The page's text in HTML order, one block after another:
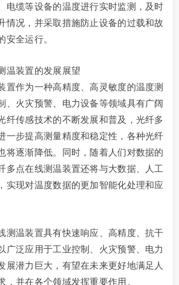
电缆等设备的温度进行实时监测，及时
情况，并采取措施防止设备的过载和故
安全运行。
温装置的发展展望
置作为一种高精度、高灵敏度的温度测
、火灾预警、电力设备等领域具有广阔
纤传感技术的不断发展和普及，光纤多
一步提高测量精度和稳定性，各种光纤
将逐渐降低。同时，随着人们对数据的
多点在线测温装置还将与大数据、人工
实现对温度数据的更加智能化处理和应
测温装置具有快速响应、高精度、抗干
广泛应用于工业控制、火灾预警、电力
展潜力巨大，有望在未来更好地满足人
，并在各个领域发挥重要作用。